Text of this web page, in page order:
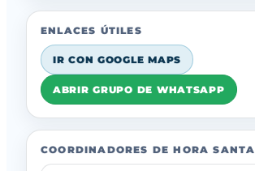
ENLACES ÚTILES
IR CON GOOGLE MAPS
ABRIR GRUPO DE WHATSAPP
COORDINADORES DE HORA SANTA